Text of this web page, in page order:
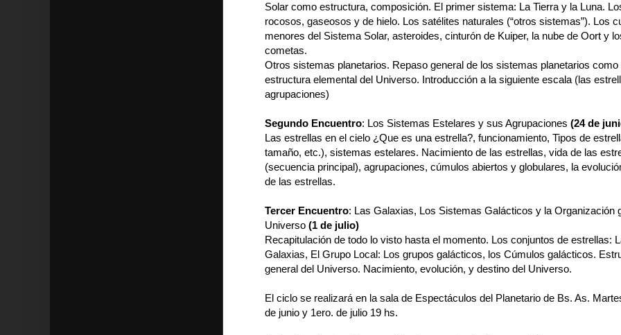
Solar como estructura, composición. El primer sistema: La Tierra y la Luna.
rocosos, gaseosos y de hielo. Los satélites naturales (“otros sistemas”). Los
menores del Sistema Solar, asteroides, cinturón de Kuiper, la nube de Oort y
cometas.
Otros sistemas planetarios. Repaso general de los sistemas planetarios como
estructura elemental del Universo. Introducción a la siguiente escala (las
agrupaciones)
Segundo Encuentro: Los Sistemas Estelares y sus Agrupaciones (24 de
Las estrellas en el cielo ¿Que es una estrella?, funcionamiento, Tipos de
tamaño, etc.), sistemas estelares. Nacimiento de las estrellas, vida de las
(secuencia principal), agrupaciones, cúmulos abiertos y globulares, la
de las estrellas.
Tercer Encuentro: Las Galaxias, Los Sistemas Galácticos y la Organización
Universo (1 de julio)
Recapitulación de todo lo visto hasta el momento. Los conjuntos de estrellas:
Galaxias, El Grupo Local: Los grupos galácticos, los Cúmulos galácticos.
general del Universo. Nacimiento, evolución, y destino del Universo.
El ciclo se realizará en la sala de Espectáculos del Planetario de Bs. As.
de junio y 1ero. de julio 19 hs.